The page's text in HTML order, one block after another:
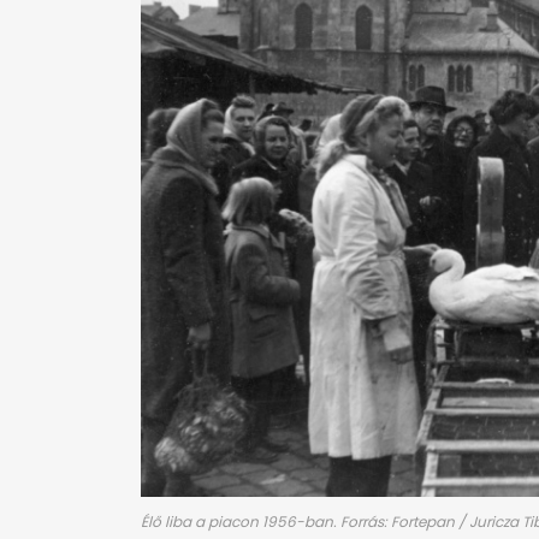
Élő liba a piacon 1956-ban. Forrás: Fortepan / Juricza